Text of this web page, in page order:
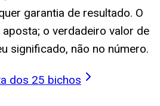
garantia de resultado. O
o verdadeiro valor de
significado, não no número.
dos 25 bichos